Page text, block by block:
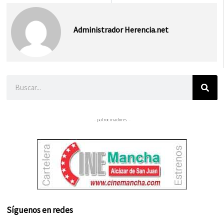
Administrador Herencia.net
– patrocinadores –
Síguenos en redes